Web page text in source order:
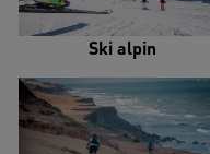
Ski alpin